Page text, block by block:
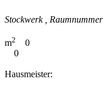
Stockwerk , Raumnummer
m2
0
0
Hausmeister: